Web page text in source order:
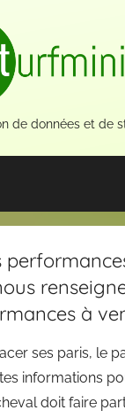
de données et de
à
ses paris, le
informations
doit faire